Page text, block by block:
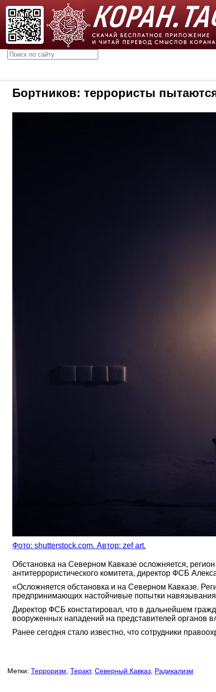
Бортников: террористы
Фото: shutterstock.com. Автор: zef art.
Обстановка на Северном Кавказе осложняется,
антитеррористического комитета, директор ФСБ
«Осложняется обстановка и на Северном Кавказе.
предпринимающих настойчивые попытки
Директор ФСБ констатировал, что в дальнейшем
вооруженных нападений на представителей органов
Ранее сегодня стало известно, что сотрудники
Метки: Терроризм, Теракт, Северный Кавказ, Радикализм